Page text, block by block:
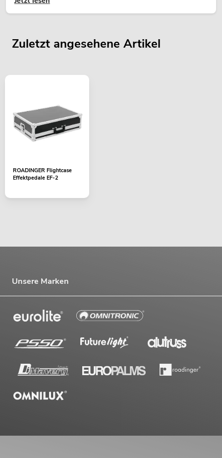
Zuletzt angesehene Artikel
ROADINGER Flightcase
Effektpedale EF-2
Unsere Marken